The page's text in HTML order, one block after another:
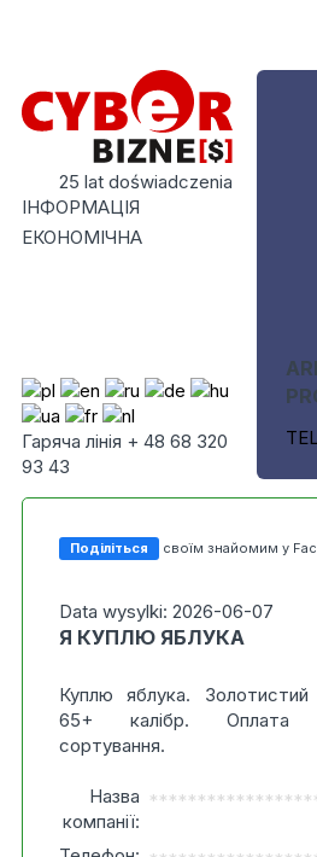
25 lat doświadczenia
ІНФОРМАЦІЯ
ЕКОНОМІЧНА
Гаряча лінія + 48 68 320
93 43
Поділіться своїм знайомим у
Data wysylki: 2026-06-07
Я КУПЛЮ ЯБЛУКА
Куплю яблука.
65+ калібр. Оплата
сортування.
Назва
компанії: